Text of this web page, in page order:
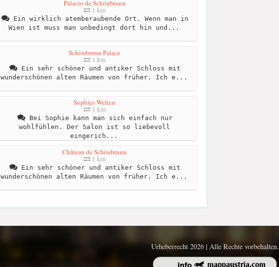
Palacio de Schönbrunn
1 km
Ein wirklich atemberaubende Ort. Wenn man in
Wien ist muss man unbedingt dort hin und...
Schönbrunn Palace
1 km
Ein sehr schöner und antiker Schloss mit
wunderschönen alten Räumen von früher. Ich e...
Sophies Welten
1 km
Bei Sophie kann man sich einfach nur
wohlfühlen. Der Salon ist so liebevoll
eingerich...
Château de Schönbrunn
1 km
Ein sehr schöner und antiker Schloss mit
wunderschönen alten Räumen von früher. Ich e...
Urheberrecht 2026 | Alle Rechte vorbehalten.